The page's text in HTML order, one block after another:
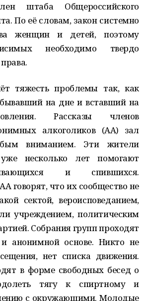
штаба Общероссийского
По её словам, закон системно
женщин и детей, поэтому
необходимо твердо
тяжесть проблемы так, как
на дне и вставший на
Рассказы членов
алкоголиков (АА) зал
вниманием. Эти жители
несколько лет помогают
и спившихся.
говорят, что их сообщество не
сектой, вероисповеданием,
учреждением, политическим
Собрания групп проходят
анонимной основе. Никто не
нет списка движения.
в форме свободных бесед о
тягу к спиртному и
с окружающими. Молодые